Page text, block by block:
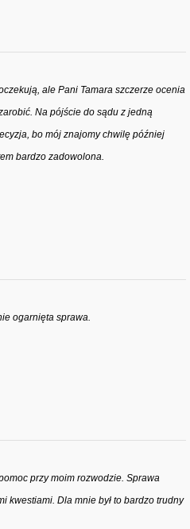
ale Pani Tamara szczerze ocenia
Na pójście do sądu z jedną
bo mój znajomy chwilę później
bardzo zadowolona.
ogarnięta sprawa.
przy moim rozwodzie. Sprawa
kwestiami. Dla mnie był to bardzo trudny